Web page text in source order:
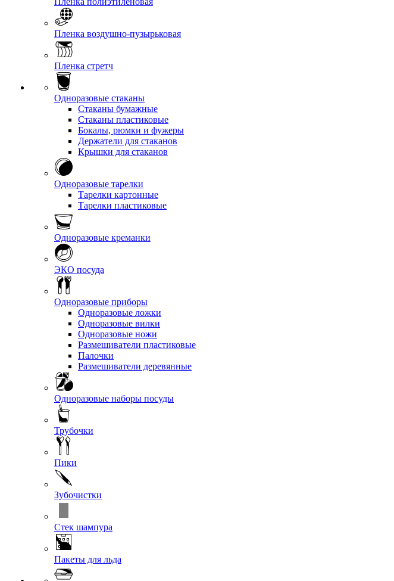
Пленка воздушно-пузырьковая
Пленка стретч
Одноразовые стаканы
Стаканы бумажные
Стаканы пластиковые
Бокалы, рюмки и фужеры
Держатели для стаканов
Крышки для стаканов
Одноразовые тарелки
Тарелки картонные
Тарелки пластиковые
Одноразовые креманки
ЭКО посуда
Одноразовые приборы
Одноразовые ложки
Одноразовые вилки
Одноразовые ножи
Размешиватели пластиковые
Палочки
Размешиватели деревянные
Одноразовые наборы посуды
Трубочки
Пики
Зубочистки
Стек шампура
Пакеты для льда